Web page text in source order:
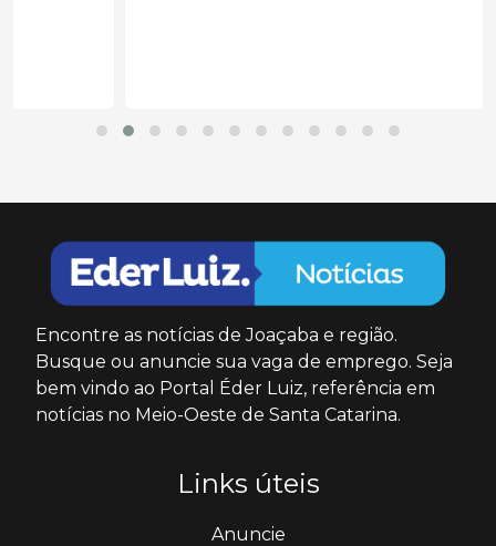
Encontre as notícias de Joaçaba e região.
Busque ou anuncie sua vaga de emprego. Seja
bem vindo ao Portal Éder Luiz, referência em
notícias no Meio-Oeste de Santa Catarina.
Links úteis
Anuncie